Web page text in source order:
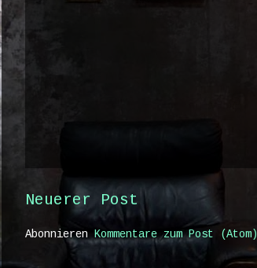
Neuerer Post
Abonnieren Kommentare zum Post (Atom)